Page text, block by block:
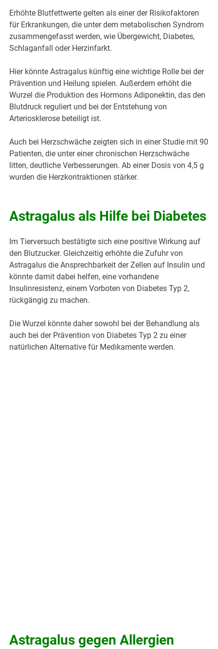
Erhöhte Blutfettwerte gelten als einer der Risikofaktoren
für Erkrankungen, die unter dem metabolischen Syndrom
zusammengefasst werden, wie Übergewicht, Diabetes,
Schlaganfall oder Herzinfarkt.
Hier könnte Astragalus künftig eine wichtige Rolle bei der
Prävention und Heilung spielen. Außerdem erhöht die
Wurzel die Produktion des Hormons Adiponektin, das den
Blutdruck reguliert und bei der Entstehung von
Arteriosklerose beteiligt ist.
Auch bei Herzschwäche zeigten sich in einer Studie mit 90
Patienten, die unter einer chronischen Herzschwäche
litten, deutliche Verbesserungen. Ab einer Dosis von 4,5 g
wurden die Herzkontraktionen stärker.
Astragalus als Hilfe bei Diabetes
Im Tierversuch bestätigte sich eine positive Wirkung auf
den Blutzucker. Gleichzeitig erhöhte die Zufuhr von
Astragalus die Ansprechbarkeit der Zellen auf Insulin und
könnte damit dabei helfen, eine vorhandene
Insulinresistenz, einem Vorboten von Diabetes Typ 2,
rückgängig zu machen.
Die Wurzel könnte daher sowohl bei der Behandlung als
auch bei der Prävention von Diabetes Typ 2 zu einer
natürlichen Alternative für Medikamente werden.
Astragalus gegen Allergien